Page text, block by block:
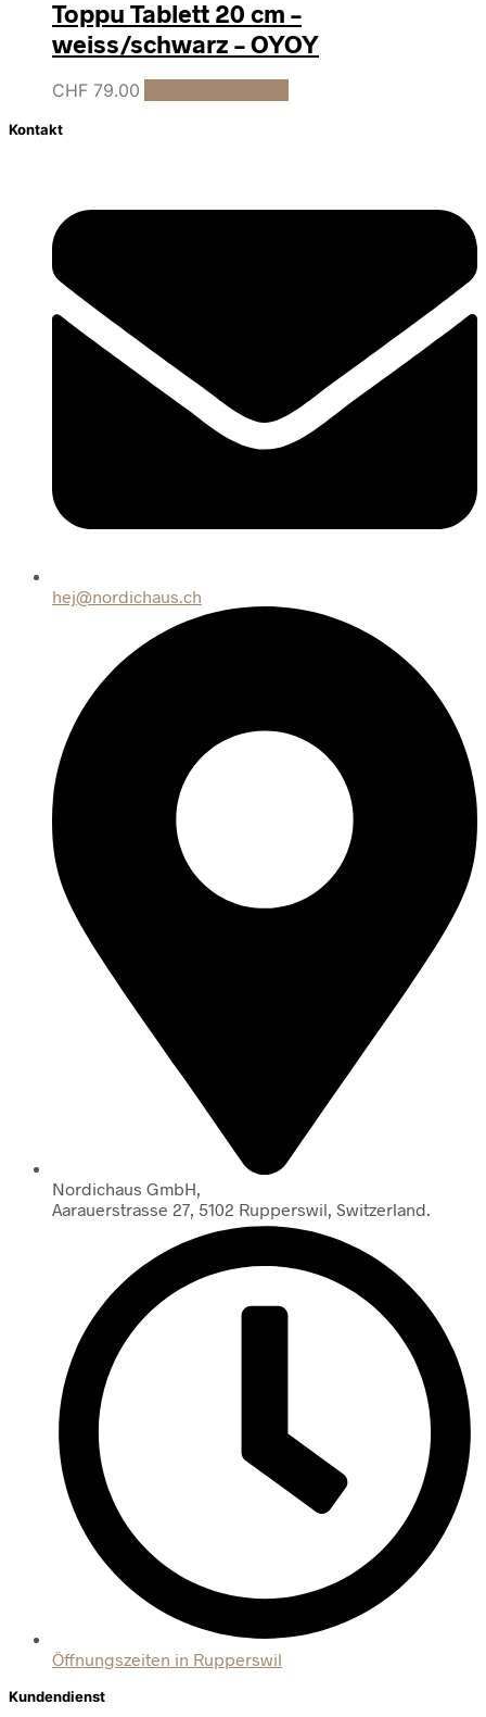
Toppu Tablett 20 cm –
weiss/schwarz – OYOY
CHF 79.00
Kontakt
hej@nordichaus.ch
Nordichaus GmbH,
Aarauerstrasse 27, 5102 Rupperswil, Switzerland.
Öffnungszeiten in Rupperswil
Kundendienst